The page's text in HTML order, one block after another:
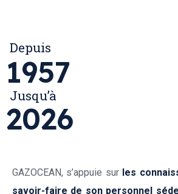
Depuis
1957
Jusqu’à
2026
GAZOCEAN, s’appuie sur les
savoir-faire de son personnel